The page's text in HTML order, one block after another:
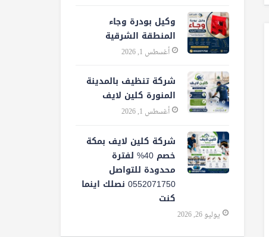
وكيل بودرة وجاء
المنطقة الشرقية
أغسطس 1, 2026
شركة تنظيف بالمدينة
المنورة كلين لايف
أغسطس 1, 2026
شركة كلين لايف بمكة
خصم 40% لفترة
محدودة للتواصل
0552071750 نصلك اينما
كنت
يوليو 26, 2026